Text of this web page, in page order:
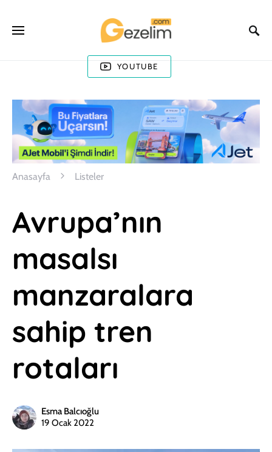
YOUTUBE
Anasayfa Listeler
Avrupa’nın
masalsı
manzaralara
sahip tren
rotaları
Esma Balcıoğlu
19 Ocak 2022